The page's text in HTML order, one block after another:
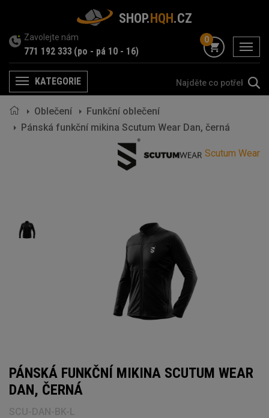
SHOP.HQH.CZ
Zavolejte nám
771 192 333 (po - pá 10 - 16) menu
0
MenuKATEGORIE
Oblečení
Funkční oblečení
Pánská funkční mikina Scutum Wear Dan, černá
Scutum Wear
PÁNSKÁ FUNKČNÍ MIKINA SCUTUM WEAR
DAN, ČERNÁ
SCU-DAN-BK-L